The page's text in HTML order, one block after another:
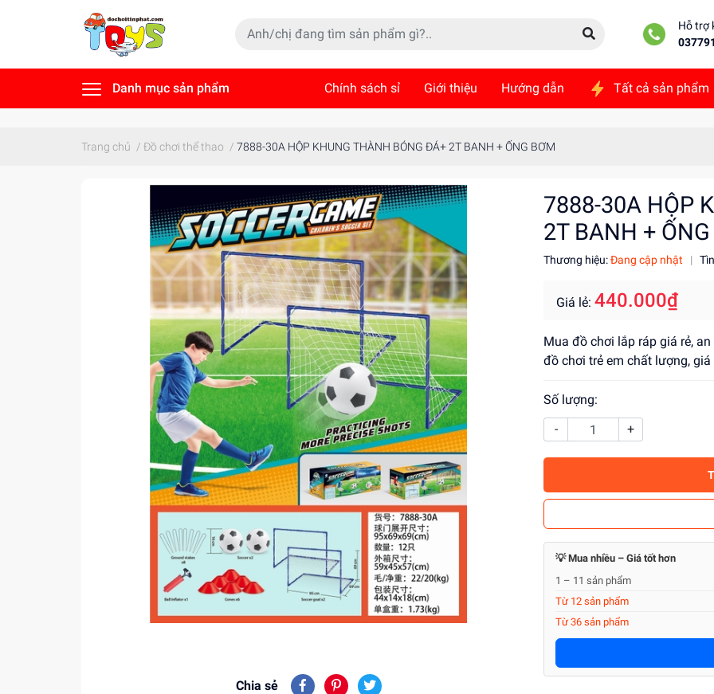
Hỗ trợ
Danh mục sản phẩm Chính sách sỉ Giới thiệu Hướng dẫn Tất cả sản phẩm
Trang chủ / Đồ chơi thể thao / 7888-30A HỘP KHUNG THÀNH BÓNG ĐÁ+ 2T BANH + ỐNG BƠM
Chia sẻ
7888-30A HỘP
2T BANH +
Thương hiệu:Đang cập nhật |
Giá lẻ: 440.000₫
Mua đồ chơi lắp ráp giá rẻ,
đồ chơi trẻ em chất lượng,
Số lượng:
-
+
💡 Mua nhiều – Giá tốt hơn
1 – 11 sản phẩm
Từ 12 sản phẩm
Từ 36 sản phẩm